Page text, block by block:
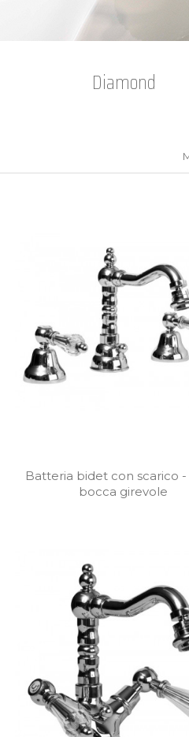
Diamond
Batteria bidet con scarico -
bocca girevole